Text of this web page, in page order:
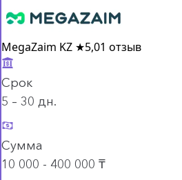
MegaZaim KZ ★5,01 отзыв
Срок
5 – 30 дн.
Сумма
10 000 - 400 000 ₸